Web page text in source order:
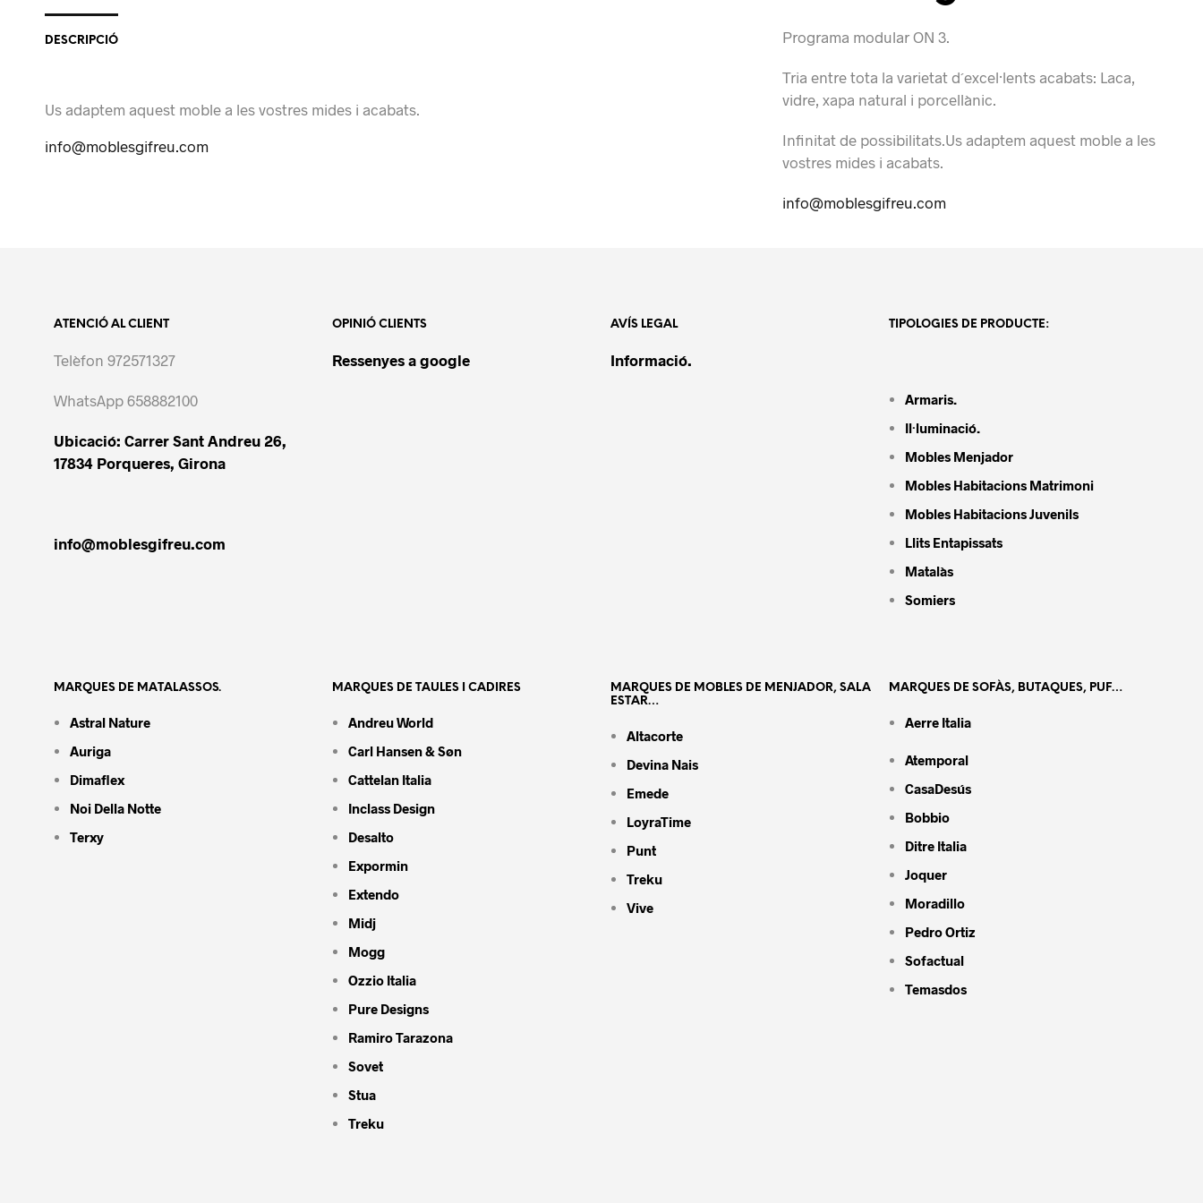
Programa modular ON 3.
Tria entre tota la varietat d´excel·lents acabats: Laca,
vidre, xapa natural i porcellànic.
Infinitat de possibilitats.Us adaptem aquest moble a les
vostres mides i acabats.
info@moblesgifreu.com
DESCRIPCIÓ
Us adaptem aquest moble a les vostres mides i acabats.
info@moblesgifreu.com
ATENCIÓ AL CLIENT
Telèfon 972571327
WhatsApp 658882100
Ubicació: Carrer Sant Andreu 26,
17834 Porqueres, Girona
info@moblesgifreu.com
OPINIÓ CLIENTS
Ressenyes a google
AVÍS LEGAL
Informació.
TIPOLOGIES DE PRODUCTE:
Armaris.
Il·luminació.
Mobles Menjador
Mobles Habitacions Matrimoni
Mobles Habitacions Juvenils
Llits Entapissats
Matalàs
Somiers
MARQUES DE MATALASSOS.
Astral Nature
Auriga
Dimaflex
Noi Della Notte
Terxy
MARQUES DE TAULES I CADIRES
Andreu World
Carl Hansen & Søn
Cattelan Italia
Inclass Design
Desalto
Expormin
Extendo
Midj
Mogg
Ozzio Italia
Pure Designs
Ramiro Tarazona
Sovet
Stua
Treku
MARQUES DE MOBLES DE MENJADOR, SALA
ESTAR…
Altacorte
Devina Nais
Emede
LoyraTime
Punt
Treku
Vive
MARQUES DE SOFÀS, BUTAQUES, PUF…
Aerre Italia
Atemporal
CasaDesús
Bobbio
Ditre Italia
Joquer
Moradillo
Pedro Ortiz
Sofactual
Temasdos